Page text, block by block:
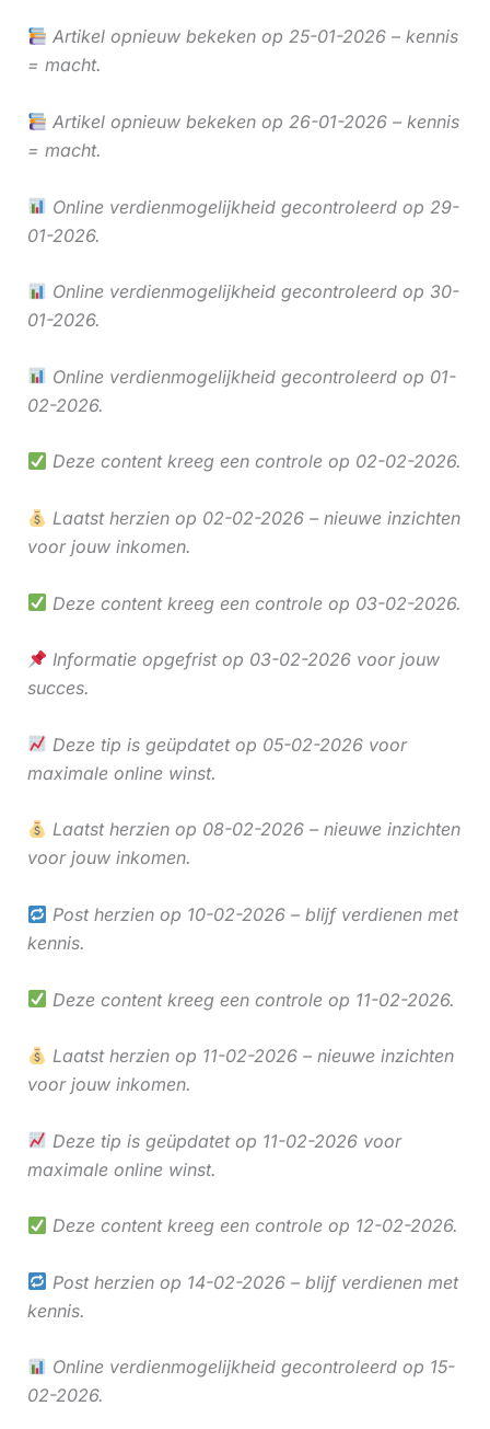
Artikel opnieuw bekeken op 25-01-2026 – kennis
= macht.
Artikel opnieuw bekeken op 26-01-2026 – kennis
= macht.
Online verdienmogelijkheid gecontroleerd op 29-
01-2026.
Online verdienmogelijkheid gecontroleerd op 30-
01-2026.
Online verdienmogelijkheid gecontroleerd op 01-
02-2026.
Deze content kreeg een controle op 02-02-2026.
Laatst herzien op 02-02-2026 – nieuwe inzichten
voor jouw inkomen.
Deze content kreeg een controle op 03-02-2026.
Informatie opgefrist op 03-02-2026 voor jouw
succes.
Deze tip is geüpdatet op 05-02-2026 voor
maximale online winst.
Laatst herzien op 08-02-2026 – nieuwe inzichten
voor jouw inkomen.
Post herzien op 10-02-2026 – blijf verdienen met
kennis.
Deze content kreeg een controle op 11-02-2026.
Laatst herzien op 11-02-2026 – nieuwe inzichten
voor jouw inkomen.
Deze tip is geüpdatet op 11-02-2026 voor
maximale online winst.
Deze content kreeg een controle op 12-02-2026.
Post herzien op 14-02-2026 – blijf verdienen met
kennis.
Online verdienmogelijkheid gecontroleerd op 15-
02-2026.